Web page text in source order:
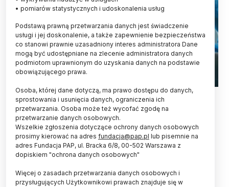
Fot. Adobe Stock
Aby skutecznie zapobiegać epidemiom kolejnych
fake newsów, warto znać profil osób na fake
newsy najbardziej podatnych. A wtedy
skuteczniej dobierać narzędzia powstrzymujące
rozchodzenie się nieprawdziwych informacji -
• pomiarów statystycznych i udoskonalenia usług
Podstawą prawną przetwarzania danych jest świadczenie
usługi i jej doskonalenie, a także zapewnienie bezpieczeństwa
co stanowi prawnie uzasadniony interes administratora Dane
mogą być udostępniane na zlecenie administratora danych
podmiotom uprawnionym do uzyskania danych na podstawie
obowiązującego prawa.
Osoba, której dane dotyczą, ma prawo dostępu do danych,
sprostowania i usunięcia danych, ograniczenia ich
przetwarzania. Osoba może też wycofać zgodę na
przetwarzanie danych osobowych.
Wszelkie zgłoszenia dotyczące ochrony danych osobowych
prosimy kierować na adres fundacja@pap.pl lub pisemnie na
adres Fundacja PAP, ul. Bracka 6/8, 00-502 Warszawa z
dopiskiem "ochrona danych osobowych"
Więcej o zasadach przetwarzania danych osobowych i
przysługujących Użytkownikowi prawach znajduje się w